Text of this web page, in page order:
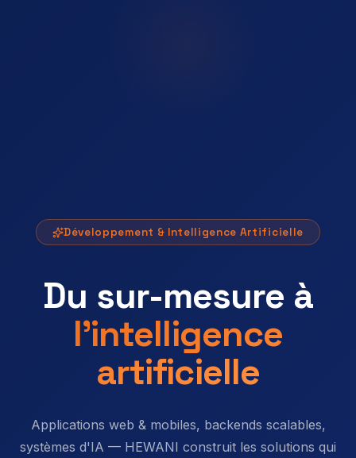
Développement & Intelligence Artificielle
Du sur-mesure à
l'intelligence
artificielle
Applications web & mobiles, backends scalables,
systèmes d'IA — HEWANI construit les solutions qui